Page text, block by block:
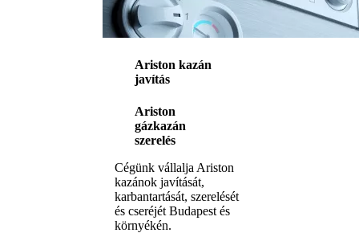
Ariston kazán
javítás
Ariston
gázkazán
szerelés
Cégünk vállalja Ariston
kazánok javítását,
karbantartását, szerelését
és cseréjét Budapest és
környékén.